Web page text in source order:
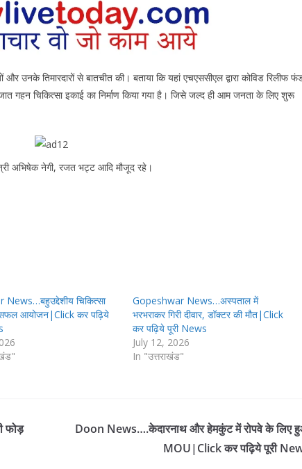
उनके तिमारदारों से बातचीत की। बताया कि यहां एचएससीएल द्वारा कोविड रिलीफ
गहन चिकित्सा इकाई का निर्माण किया गया है। जिसे जल्द ही आम जनता के लिए शुरू
अभिषेक नेगी, रजत भट्ट आदि मौजूद रहे।
चिकित्सा
सफल आयोजन|Click कर पढ़िये
Gopeshwar News…अस्पताल में
भरभराकर गिरी दीवार, डॉक्टर की मौत|Click
कर पढ़िये पूरी News
July 12, 2026
In "उत्तराखंड"
फोड़
Doon News….केदारनाथ और हेमकुंट में रोपवे के लिए
MOU|Click कर पढ़िये पूरी